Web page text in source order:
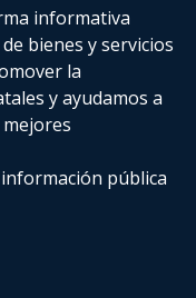
informativa
bienes y servicios
la
y ayudamos a
pública